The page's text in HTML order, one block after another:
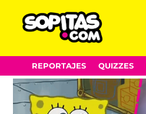
Skip
to
content
REPORTAJES QUIZZES